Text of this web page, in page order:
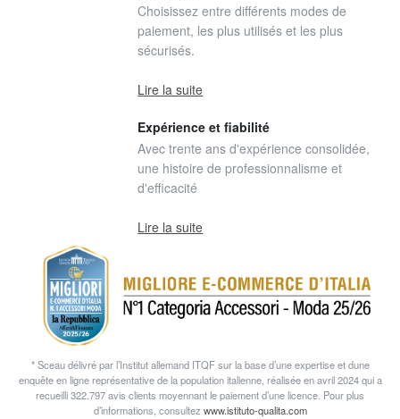
Choisissez entre différents modes de
paiement, les plus utilisés et les plus
sécurisés.
Lire la suite
Expérience et fiabilité
Avec trente ans d'expérience consolidée,
une histoire de professionnalisme et
d'efficacité
Lire la suite
* Sceau délivré par l’Institut allemand ITQF sur la base d’une expertise et dune
enquête en ligne représentative de la population italienne, réalisée en avril 2024 qui a
recueilli 322.797 avis clients moyennant le paiement d’une licence. Pour plus
d’informations, consultez www.istituto-qualita.com